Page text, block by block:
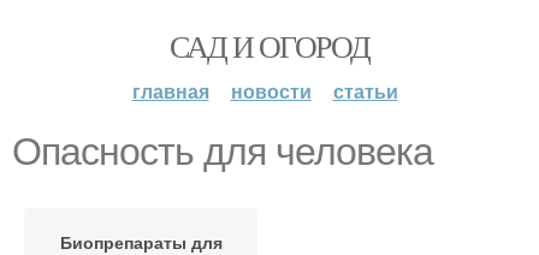
САД И ОГОРОД
главная новости статьи
Опасность для человека
Биопрепараты для